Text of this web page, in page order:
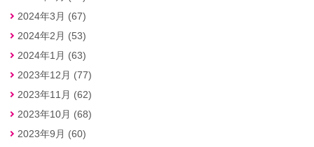
2024年3月 (67)
2024年2月 (53)
2024年1月 (63)
2023年12月 (77)
2023年11月 (62)
2023年10月 (68)
2023年9月 (60)